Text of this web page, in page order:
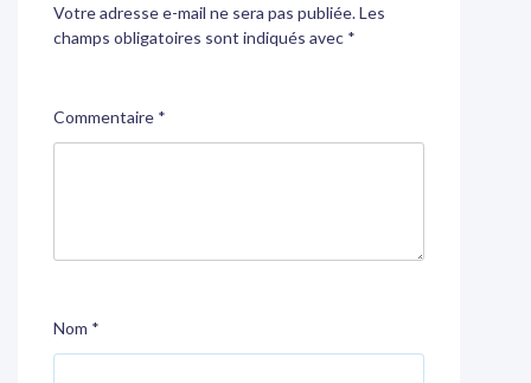
Votre adresse e-mail ne sera pas publiée.Les
champs obligatoires sont indiqués avec *
Commentaire *
Nom *